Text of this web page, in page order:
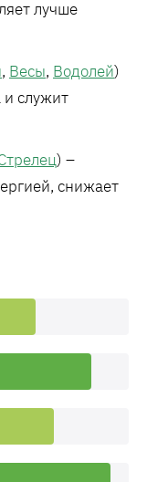
лучше
, Весы, Водолей)
и служит
) –
снижает